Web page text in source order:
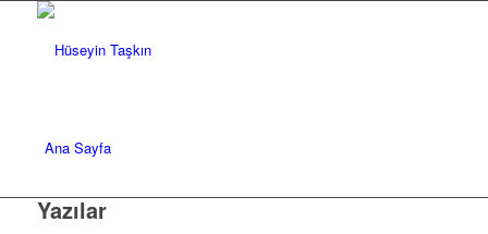
Ana Sayfa
Yazılar